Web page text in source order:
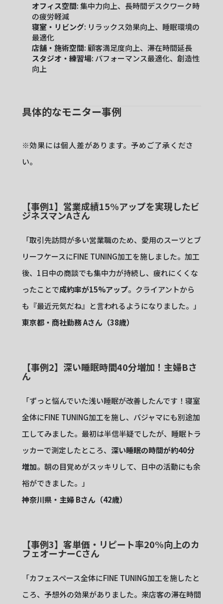
オフィス空間: 集中力向上、長時間デスクワーク時
の疲労軽減
寝室・リビング: リラックス効果向上、睡眠環境の
最適化
店舗・施術空間: 顧客満足度向上、滞在時間延長
スタジオ・練習場: パフォーマンス最適化、創造性
向上
具体的なモニター事例
※効果には個人差があります。予めご了承くださ
い。
【事例1】営業成績15%アップを実現したビ
ジネスマンAさん
「取引先訪問が多い営業職のため、愛用のスーツとブ
リーフケースにFINE TUNING加工を施しました。加工
後、1日中の商談でも集中力が持続し、疲れにくくな
ったことで成約率が15%アップ。クライアントから
も『最近元気だね』と言われるようになりました。」
東京都・商社勤務 Aさん（38歳）
【事例2】深い睡眠時間40分増加！主婦Bさ
ん
「ずっと悩んでいた浅い睡眠が改善したんです！寝室
全体にFINE TUNING加工を施し、パジャマにも別途加
工してみました。最初は半信半疑でしたが、睡眠トラ
ッカーで測定したところ、 深い睡眠の時間が約40分
増加。朝の目覚めがスッキリして、日中の活動にも余
裕ができました。」
神奈川県・主婦 Bさん（42歳）
【事例3】客単価・リピート率20%向上のカ
フェオーナーCさん
「カフェスペース全体にFINE TUNING加工を施したと
ころ、予想外の効果がありました。来店客の滞在時間